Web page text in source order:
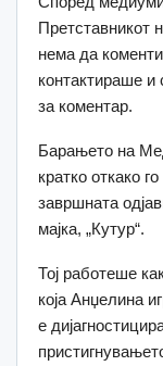
Претставникот
нема да
контактираше и
за коментар.
Барањето на
кратко откако
завршната
мајка, „Кутур“.
Тој работеше
која Анџелина
е